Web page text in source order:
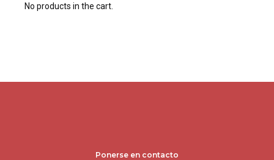
No products in the cart.
Ponerse en contacto